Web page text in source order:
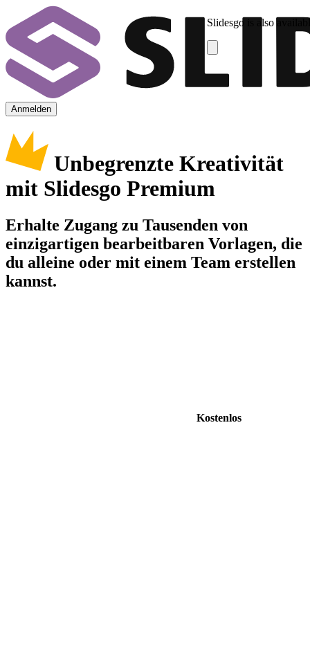
Slidesgo is also
Anmelden
Unbegrenzte Kreativität
mit Slidesgo Premium
Erhalte Zugang zu Tausenden von
einzigartigen bearbeitbaren Vorlagen, die
du alleine oder mit einem Team erstellen
kannst.
Kostenlos